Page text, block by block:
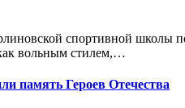
спортивной школы
вольным стилем,…
память Героев Отечества